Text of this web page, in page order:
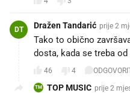
DT Dražen Tandarić prije 2
Tako to obično
dosta, kada se treba
46 4
TM TOP MUSIC prije 2